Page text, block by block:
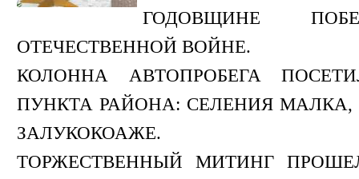
ГОДОВЩИНЕ
ОТЕЧЕСТВЕННОЙ ВОЙНЕ.
КОЛОННА АВТОПРОБЕГА
ПУНКТА РАЙОНА: СЕЛЕНИЯ
ЗАЛУКОКОАЖЕ.
ТОРЖЕСТВЕННЫЙ МИТИНГ